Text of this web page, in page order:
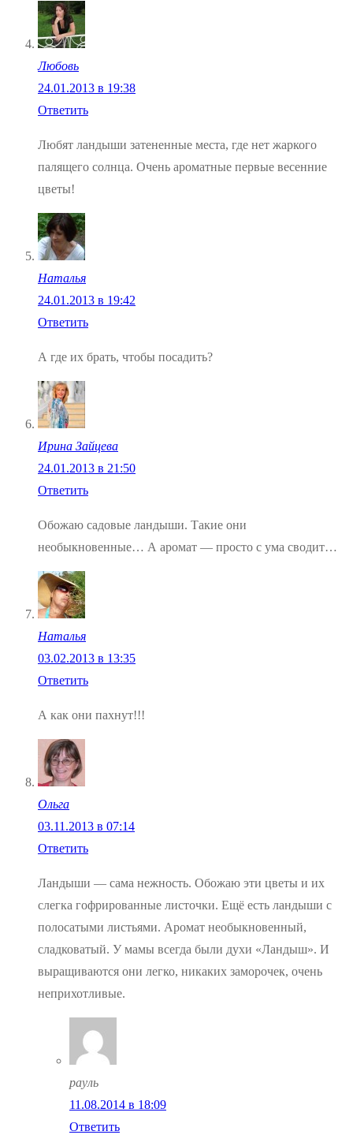
Любовь
24.01.2013 в 19:38
Ответить
Любят ландыши затененные места, где нет жаркого
палящего солнца. Очень ароматные первые весенние
цветы!
Наталья
24.01.2013 в 19:42
Ответить
А где их брать, чтобы посадить?
Ирина Зайцева
24.01.2013 в 21:50
Ответить
Обожаю садовые ландыши. Такие они
необыкновенные… А аромат — просто с ума сводит…
Наталья
03.02.2013 в 13:35
Ответить
А как они пахнут!!!
Ольга
03.11.2013 в 07:14
Ответить
Ландыши — сама нежность. Обожаю эти цветы и их
слегка гофрированные листочки. Ещё есть ландыши с
полосатыми листьями. Аромат необыкновенный,
сладковатый. У мамы всегда были духи «Ландыш». И
выращиваются они легко, никаких заморочек, очень
неприхотливые.
рауль
11.08.2014 в 18:09
Ответить